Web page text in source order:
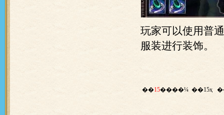
玩家可以使用普
服装进行装饰。
��15����¼ ��15ҳ